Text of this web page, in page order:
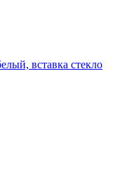
вставка стекло